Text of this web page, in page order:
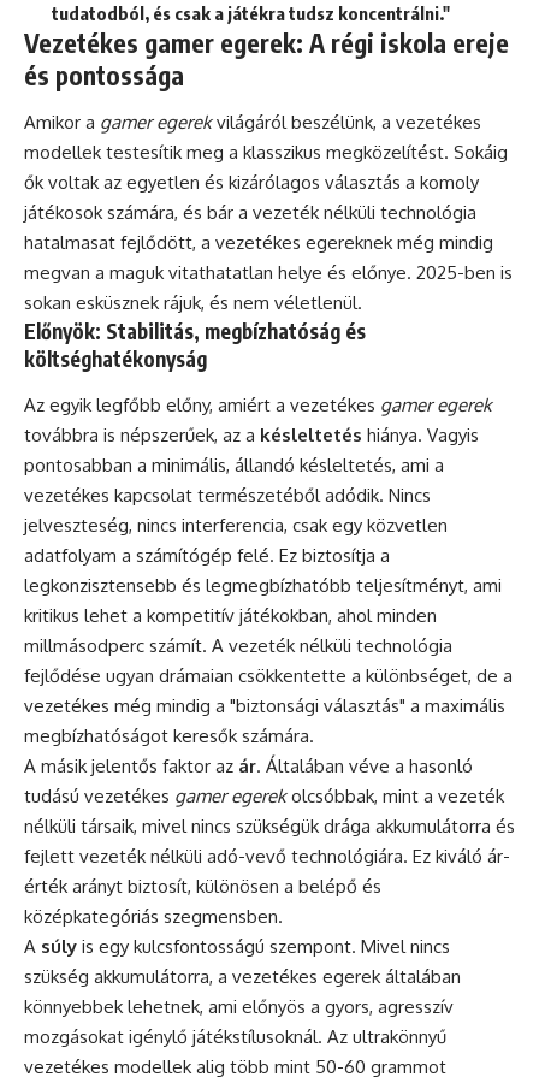
tudatodból, és csak a játékra tudsz koncentrálni."
Vezetékes gamer egerek: A régi iskola ereje
és pontossága
Amikor a gamer egerekvilágáról beszélünk, a vezetékes
modellek testesítik meg a klasszikus megközelítést. Sokáig
ők voltak az egyetlen és kizárólagos választás a komoly
játékosok számára, és bár a vezeték nélküli technológia
hatalmasat fejlődött, a vezetékes egereknek még mindig
megvan a maguk vitathatatlan helye és előnye. 2025-ben is
sokan esküsznek rájuk, és nem véletlenül.
Előnyök: Stabilitás, megbízhatóság és
költséghatékonyság
Az egyik legfőbb előny, amiért a vezetékes gamer egerek
továbbra is népszerűek, az a késleltetés hiánya. Vagyis
pontosabban a minimális, állandó késleltetés, ami a
vezetékes kapcsolat természetéből adódik. Nincs
jelveszteség, nincs interferencia, csak egy közvetlen
adatfolyam a számítógép felé. Ez biztosítja a
legkonzisztensebb és legmegbízhatóbb teljesítményt, ami
kritikus lehet a kompetitív játékokban, ahol minden
millmásodperc számít. A vezeték nélküli technológia
fejlődése ugyan drámaian csökkentette a különbséget, de a
vezetékes még mindig a "biztonsági választás" a maximális
megbízhatóságot keresők számára.
A másik jelentős faktor az ár. Általában véve a hasonló
tudású vezetékes gamer egerekolcsóbbak, mint a vezeték
nélküli társaik, mivel nincs szükségük drága akkumulátorra és
fejlett vezeték nélküli adó-vevő technológiára. Ez kiváló ár-
érték arányt biztosít, különösen a belépő és
középkategóriás szegmensben.
A súly is egy kulcsfontosságú szempont. Mivel nincs
szükség akkumulátorra, a vezetékes egerek általában
könnyebbek lehetnek, ami előnyös a gyors, agresszív
mozgásokat igénylő játékstílusoknál. Az ultrakönnyű
vezetékes modellek alig több mint 50-60 grammot